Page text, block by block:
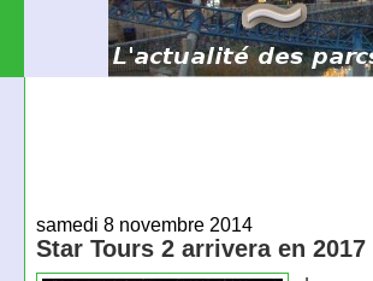
samedi 8 novembre 2014
Star Tours 2 arrivera en